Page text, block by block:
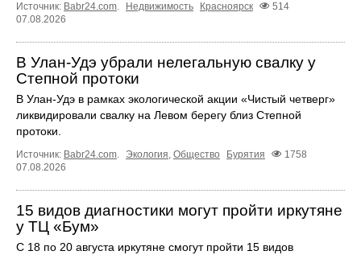
Источник: Babr24.com. Недвижимость Красноярск
514
07.08.2026
В Улан-Удэ убрали нелегальную свалку у
Степной протоки
В Улан-Удэ в рамках экологической акции «Чистый четверг»
ликвидировали свалку на Левом берегу близ Степной
протоки.
Источник: Babr24.com. Экология, Общество Бурятия
1758
07.08.2026
15 видов диагностики могут пройти иркутяне
у ТЦ «Бум»
С 18 по 20 августа иркутяне смогут пройти 15 видов